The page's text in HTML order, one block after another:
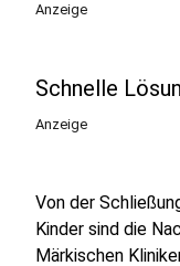
Anzeige
Schnelle
Anzeige
Von der
Kinder sind die
Märkischen